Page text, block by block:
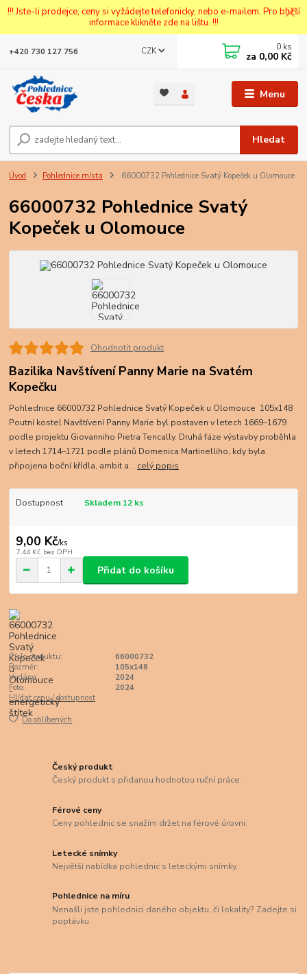
!!! Jste-li prodejce, ceny si vyžádejte telefonicky, nebo e-mailem. Pro bližší
informace klikněte zde na lištu. !!!
Menu
CZK
Hledat
+420 730 127 756 0 ks
za 0,00 Kč
Úvod Pohlednice místa 66000732 Pohlednice Svatý Kopeček u Olomouce
66000732 Pohlednice Svatý
Kopeček u Olomouce
Ohodnotit produkt
Bazilika Navštívení Panny Marie na Svatém
Kopečku
Pohlednice 66000732 Pohlednice Svatý Kopeček u Olomouce 105x148
Poutní kostel Navštívení Panny Marie byl postaven v letech 1669–1679
podle projektu Giovanniho Pietra Tencally. Druhá fáze výstavby proběhla
v letech 1714–1721 podle plánů Domenica Martinelliho, kdy byla
připojena boční křídla, ambit a... celý popis
Dostupnost Skladem 12 ks
9,00 Kč/ks
7,44 Kč bez DPH
Přidat do košíku
Číslo produktu:
66000732
Rozměr:
105x148
Vydáno:
2024
Foto:
2024
Hlídat cenu / dostupnost
Do oblíbených
Český produkt
Český produkt s přidanou hodnotou ruční práce.
Férové ceny
Ceny pohlednic se snažím držet na férové úrovni.
Letecké snímky
Největší nabídka pohlednic s leteckými snímky.
Pohlednice na míru
Nenašli jste pohlednici daného objektu, či lokality? Zadejte si
poptávku.